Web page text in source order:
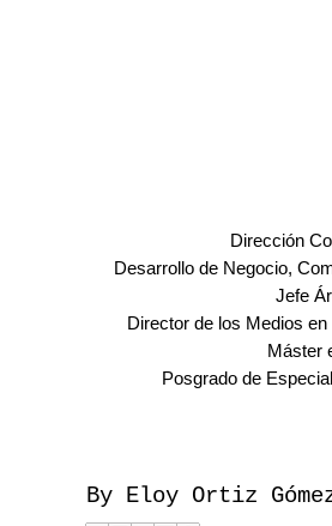
Dirección
Desarrollo de Negocio,
Jefe
Director de los Medios
Máster
Posgrado de
By Eloy Ortiz